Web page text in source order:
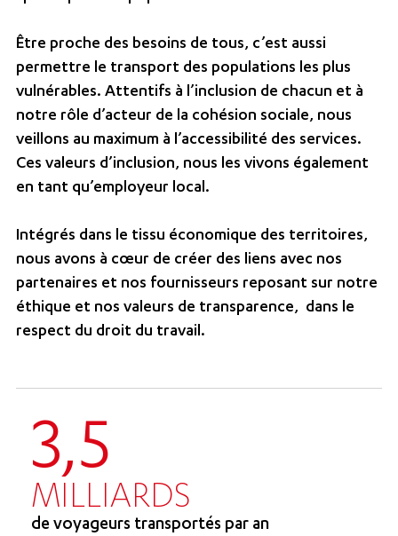
Être proche des besoins de tous, c’est aussi
permettre le transport des populations les plus
vulnérables. Attentifs à l’inclusion de chacun et à
notre rôle d’acteur de la cohésion sociale, nous
veillons au maximum à l’accessibilité des services.
Ces valeurs d’inclusion, nous les vivons également
en tant qu’employeur local.
Intégrés dans le tissu économique des territoires,
nous avons à cœur de créer des liens avec nos
partenaires et nos fournisseurs reposant sur notre
éthique et nos valeurs de transparence, dans le
respect du droit du travail.
3,5
MILLIARDS
de voyageurs transportés par an